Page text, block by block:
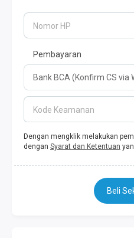
Nomor HP
Pembayaran
Kode Keamanan
Dengan mengklik melakukan
dengan Syarat dan Ketentuan
Beli